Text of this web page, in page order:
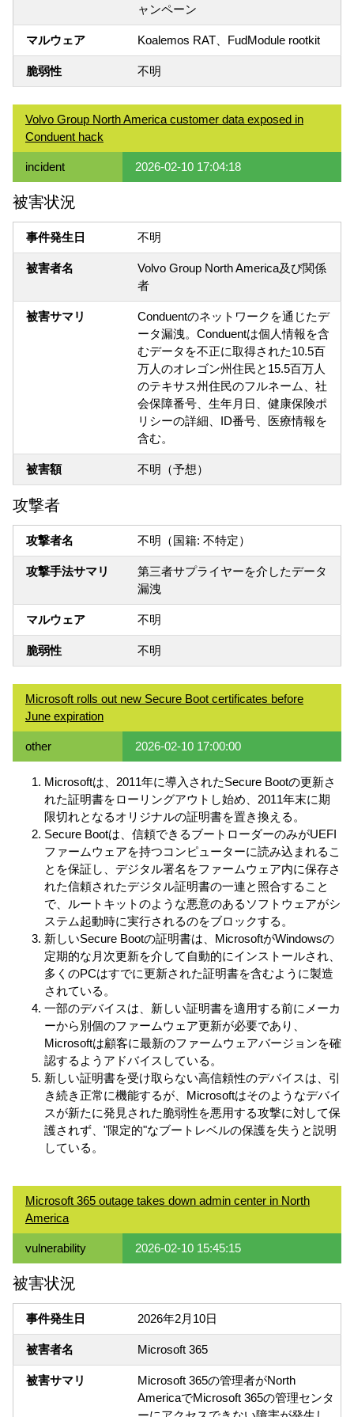
ャンペーン
マルウェア Koalemos RAT、FudModule rootkit
脆弱性 不明
Volvo Group North America customer data exposed in
Conduent hack
incident 2026-02-10 17:04:18
被害状況
事件発生日 不明
被害者名
Volvo Group North America及び関係
者
被害サマリ
Conduentのネットワークを通じたデ
ータ漏洩。Conduentは個人情報を含
むデータを不正に取得された10.5百
万人のオレゴン州住民と15.5百万人
のテキサス州住民のフルネーム、社
会保障番号、生年月日、健康保険ポ
リシーの詳細、ID番号、医療情報を
含む。
被害額 不明（予想）
攻撃者
攻撃者名 不明（国籍: 不特定）
攻撃手法サマリ
第三者サプライヤーを介したデータ
漏洩
マルウェア 不明
脆弱性 不明
Microsoft rolls out new Secure Boot certificates before
June expiration
other 2026-02-10 17:00:00
Microsoftは、2011年に導入されたSecure Bootの更新さ
れた証明書をローリングアウトし始め、2011年末に期
限切れとなるオリジナルの証明書を置き換える。
Secure Bootは、信頼できるブートローダーのみがUEFI
ファームウェアを持つコンピューターに読み込まれるこ
とを保証し、デジタル署名をファームウェア内に保存さ
れた信頼されたデジタル証明書の一連と照合すること
で、ルートキットのような悪意のあるソフトウェアがシ
ステム起動時に実行されるのをブロックする。
新しいSecure Bootの証明書は、MicrosoftがWindowsの
定期的な月次更新を介して自動的にインストールされ、
多くのPCはすでに更新された証明書を含むように製造
されている。
一部のデバイスは、新しい証明書を適用する前にメーカ
ーから別個のファームウェア更新が必要であり、
Microsoftは顧客に最新のファームウェアバージョンを確
認するようアドバイスしている。
新しい証明書を受け取らない高信頼性のデバイスは、引
き続き正常に機能するが、Microsoftはそのようなデバイ
スが新たに発見された脆弱性を悪用する攻撃に対して保
護されず、"限定的"なブートレベルの保護を失うと説明
している。
Microsoft 365 outage takes down admin center in North
America
vulnerability 2026-02-10 15:45:15
被害状況
事件発生日 2026年2月10日
被害者名 Microsoft 365
被害サマリ
Microsoft 365の管理者がNorth
AmericaでMicrosoft 365の管理センタ